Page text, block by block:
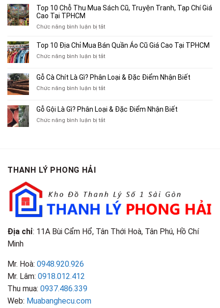
4
Chuyên
Bán
Xe
Cũ,
Xe
Cũ
TP.HCM
Top 10 Chỗ Thu Mua Sách Cũ, Truyện Tranh, Tạp Chí Giá
Cao Tại TPHCM
Chức năng bình luận bị tắtở
10
Thu
Sách
Tạp
Chí
Top 10 Địa Chỉ Mua Bán Quần Áo Cũ Giá Cao Tại TPHCM
Chức năng bình luận bị tắtở
Địa
Chỉ
Bán
Áo
Gỗ Cà Chít Là Gì? Phân Loại & Đặc Điểm Nhận Biết
Chức năng bình luận bị tắtở
Chít
Là
Gỗ Gội Là Gì? Phân Loại & Đặc Điểm Nhận Biết
Chức năng bình luận bị tắtở
Điểm
Nhận
Biết
THANH LÝ PHONG HẢI
Địa chỉ: 11A Bùi Cẩm Hổ, Tân Thới Hoà, Tân Phú, Hồ Chí
Minh
Mr. Hoà: 0948.920.926
Mr. Lâm: 0918.012.412
Thu mua: 0937.486.339
Web: Muabanghecu.com